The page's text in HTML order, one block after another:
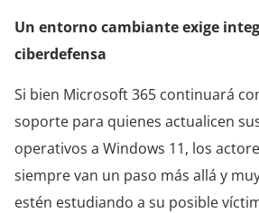
Un entorno cambiante exige
ciberdefensa
Si bien Microsoft 365 continuará
soporte para quienes actualicen
operativos a Windows 11, los
siempre van un paso más allá y
estén estudiando a su posible